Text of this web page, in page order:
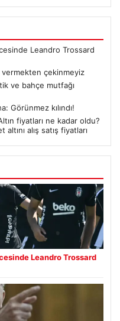
Leandro Trossard
çekinmeyiz
ve bahçe mutfağı
Görünmez kılındı!
fiyatları ne kadar oldu?
Leandro Trossard